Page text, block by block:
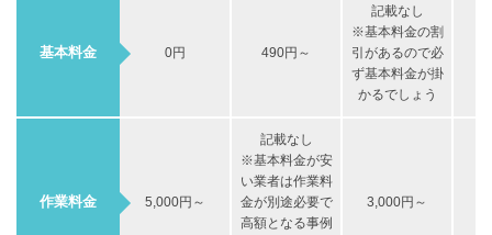
基本料金 0円 490円～
記載なし
※基本料金の割
引があるので必
ず基本料金が掛
かるでしょう
作業料金 5,000円～
記載なし
※基本料金が安
い業者は作業料
金が別途必要で
高額となる事例
3,000円～